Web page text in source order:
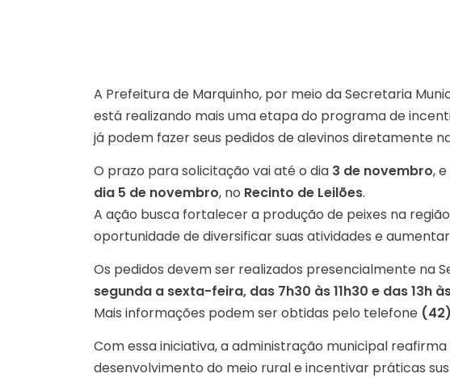
A Prefeitura de Marquinho, por meio da Secretaria
está realizando mais uma etapa do programa de
já podem fazer seus pedidos de alevinos diretamente
O prazo para solicitação vai até o dia 3 de novembro,
dia 5 de novembro, no Recinto de Leilões.
A ação busca fortalecer a produção de peixes na
oportunidade de diversificar suas atividades e
Os pedidos devem ser realizados presencialmente na
segunda a sexta-feira, das 7h30 às 11h30 e das 13h
Mais informações podem ser obtidas pelo telefone
Com essa iniciativa, a administração municipal
desenvolvimento do meio rural e incentivar práticas